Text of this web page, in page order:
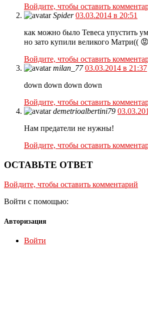
Войдите, чтобы оставить
Spider 03.03.2014 в 20:51
как можно было Тевеса упустить
но зато купили великого Матри(( 😡
Войдите, чтобы оставить
milan_77 03.03.2014 в 21:37
down down down down
Войдите, чтобы оставить
demetrioalbertini79
Нам предатели не нужны!
Войдите, чтобы оставить
ОСТАВЬТЕ ОТВЕТ
Войдите, чтобы оставить комментарий
Войти с помощью:
Авторизация
Войти